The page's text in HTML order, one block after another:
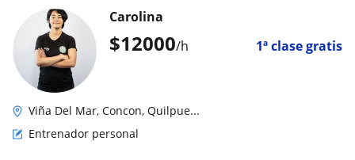
$12000/h 1ª clase gratis
Carolina
Viña Del Mar, Concon, Quilpue...
Entrenador personal